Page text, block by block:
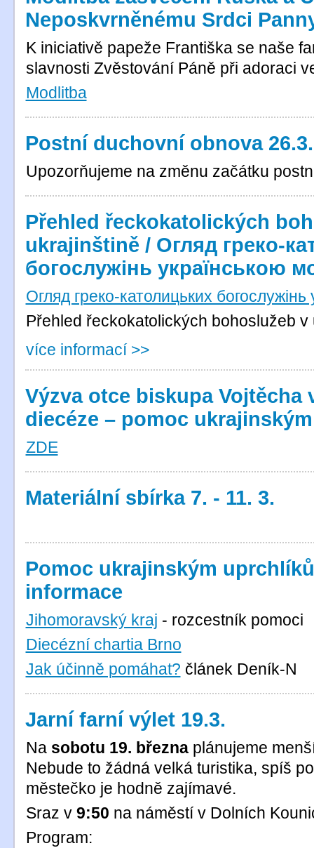
Neposkvrněnému Srdci
K iniciativě papeže Františka se naše
slavnosti Zvěstování Páně při adoraci
Modlitba
Postní duchovní obnova
Upozorňujeme na změnu začátku
Přehled řeckokatolických
ukrajinštině / Огляд греко-
богослужінь українською
Огляд греко-католицьких
Přehled řeckokatolických bohoslužeb v
více informací >>
Výzva otce biskupa Vojtěcha
diecéze – pomoc
ZDE
Materiální sbírka 7. - 11. 3.
Pomoc ukrajinským
informace
Jihomoravský kraj - rozcestník pomoci
Diecézní chartia Brno
Jak účinně pomáhat? článek Deník-N
Jarní farní výlet 19.3.
Na sobotu 19. březnaplánujeme
Nebude to žádná velká turistika, spíš
městečko je hodně zajímavé.
Sraz v 9:50 na náměstí v Dolních
Program: